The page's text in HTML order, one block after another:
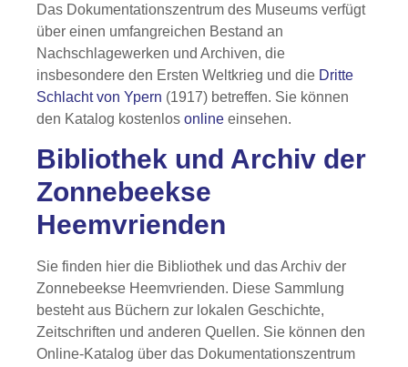
Das Dokumentationszentrum des Museums verfügt
über einen umfangreichen Bestand an
Nachschlagewerken und Archiven, die
insbesondere den Ersten Weltkrieg und die Dritte
Schlacht von Ypern (1917) betreffen. Sie können
den Katalog kostenlos online einsehen.
Bibliothek und Archiv der
Zonnebeekse
Heemvrienden
Sie finden hier die Bibliothek und das Archiv der
Zonnebeekse Heemvrienden. Diese Sammlung
besteht aus Büchern zur lokalen Geschichte,
Zeitschriften und anderen Quellen. Sie können den
Online-Katalog über das Dokumentationszentrum